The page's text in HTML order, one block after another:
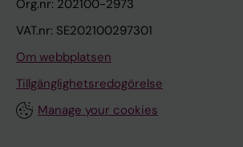
Org.nr: 202100-2973
VAT.nr: SE202100297301
Om webbplatsen
Tillgänglighetsredogörelse
Manage your cookies